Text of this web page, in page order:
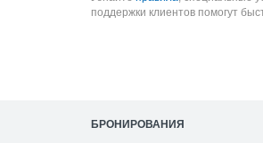
поддержки клиентов помогут
БРОНИРОВАНИЯ